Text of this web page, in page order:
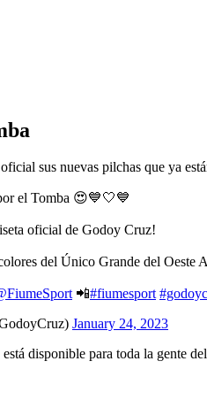
sus nuevas pilchas que ya
el Tomba 😍💙🤍💙
oficial de Godoy Cruz!
del Único Grande del Oeste
📲#fiumesport
January 24, 2023
disponible para toda la gente